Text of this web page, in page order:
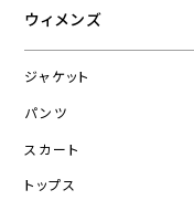
ウィメンズ
ジャケット
パンツ
スカート
トップス